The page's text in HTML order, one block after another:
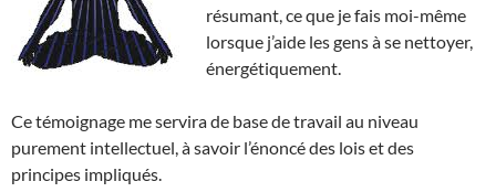
résumant, ce que je fais moi-même
lorsque j’aide les gens à se nettoyer,
énergétiquement.
Ce témoignage me servira de base de travail au niveau
purement intellectuel, à savoir l’énoncé des lois et des
principes impliqués.